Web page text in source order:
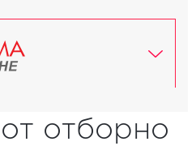
отборно